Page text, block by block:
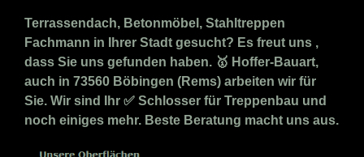
Terrassendach, Betonmöbel, Stahltreppen
Fachmann in Ihrer Stadt gesucht? Es freut uns ,
dass Sie uns gefunden haben. 🥇 Hoffer-Bauart,
auch in 73560 Böbingen (Rems) arbeiten wir für
Sie. Wir sind Ihr ✅ Schlosser für Treppenbau und
noch einiges mehr. Beste Beratung macht uns aus.